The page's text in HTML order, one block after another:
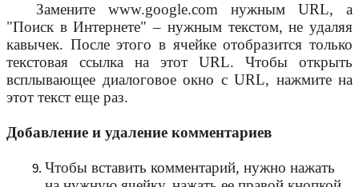
Замените www.google.com нужным URL, а
"Поиск в Интернете" – нужным текстом, не удаляя
кавычек. После этого в ячейке отобразится только
текстовая ссылка на этот URL. Чтобы открыть
всплывающее диалоговое окно с URL, нажмите на
этот текст еще раз.
Добавление и удаление комментариев
Чтобы вставить комментарий, нужно нажать